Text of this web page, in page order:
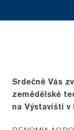
Srdečně Vás
zemědělské
na Výstavišti v